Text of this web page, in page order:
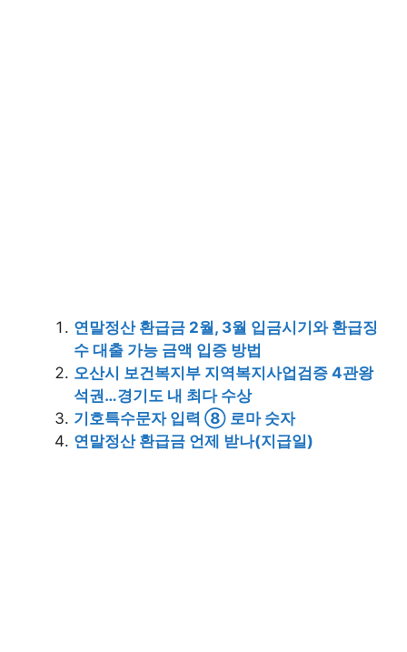
연말정산 환급금 2월, 3월 입금시기와 환급징
수 대출 가능 금액 입증 방법
오산시 보건복지부 지역복지사업검증 4관왕
석권…경기도 내 최다 수상
기호특수문자 입력 ⑧ 로마 숫자
연말정산 환급금 언제 받나(지급일)